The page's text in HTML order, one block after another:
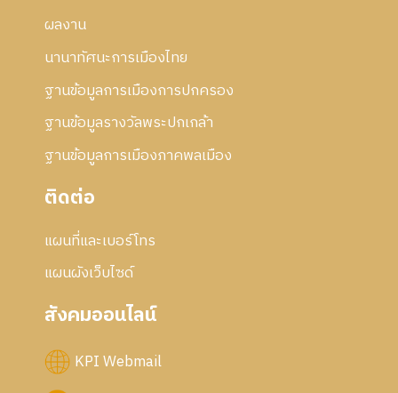
ผลงาน
นานาทัศนะการเมืองไทย
ฐานข้อมูลการเมืองการปกครอง
ฐานข้อมูลรางวัลพระปกเกล้า
ฐานข้อมูลการเมืองภาคพลเมือง
ติดต่อ
แผนที่และเบอร์โทร
แผนผังเว็บไซด์
สังคมออนไลน์
KPI Webmail